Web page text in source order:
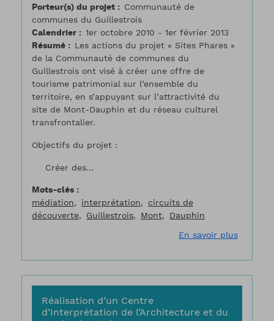
Porteur(s) du projet
Communauté de
communes du Guillestrois
Calendrier
1er octobre 2010 - 1er février 2013
Résumé
Les actions du projet « Sites Phares »
de la Communauté de communes du
Guillestrois ont visé à créer une offre de
tourisme patrimonial sur l’ensemble du
territoire, en s’appuyant sur l’attractivité du
site de Mont-Dauphin et du réseau culturel
transfrontalier.
Objectifs du projet :
Créer des...
Mots-clés
médiation
interprétation
circuits de
découverte
Guillestrois Mont Dauphin
En savoir plussur Le
Réalisation d’un Centre
d’Interprétation de l’Architecture et du